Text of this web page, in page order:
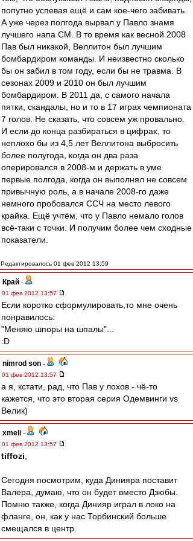
попутно успевая ещё и сам кое-чего забивать.
А уже через полгода вырвал у Павло знамя
лучшего напа СМ. В то время как весной 2008
Пав был никакой, Веллитон был лучшим
бомбардиром команды. И неизвестно сколько
бы он забил в том году, если бы не травма. В
сезонах 2009 и 2010 он был лучшим
бомбардиром. В 2011 да, с самого начала
пятки, скандалы, но и то в 17 играх чемпионата
7 голов. Не сказать, что совсем уж провально.
И если до конца разбираться в цифрах, то
неплохо бы из 4,5 лет Веллитона выбросить
более полугода, когда он два раза
оперировался в 2008-м и держать в уме
первые полгода, когда он выполнял не совсем
привычную роль, а в начале 2008-го даже
немного пробовался ССЧ на место левого
крайка. Ещё учтём, что у Павло немало голов
всё-таки с точки. И получим более чем сходные
показатели.
Редактировалось 01 фев 2012 13:59
Край -
01 фев 2012 13:57
Если коротко сформулировать,то мне очень
понравилось:
"Меняю шпоры на шпалы"...
:D
nimrod son -
01 фев 2012 13:57
а я, кстати, рад, что Пав у лохов - чё-то
кажется, что это вторая серия Одемвинги vs
Велик)
xmeli -
01 фев 2012 13:57
tiffozi
Сегодня посмотрим, куда Динияра поставит
Валера, думаю, что он будет вместо Дзюбы.
Помню также, когда Динияр играл в локо на
фланге, он, как у нас Торбинский больше
смещался в центр.